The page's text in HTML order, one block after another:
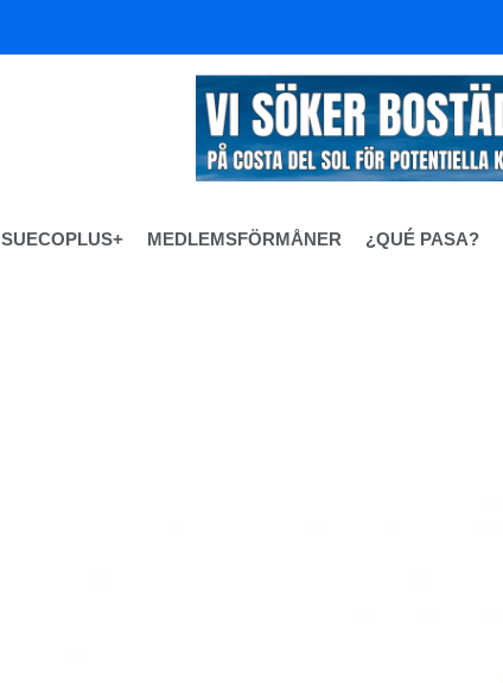
SUECOPLUS+ MEDLEMSFÖRMÅNER ¿QUÉ PASA?